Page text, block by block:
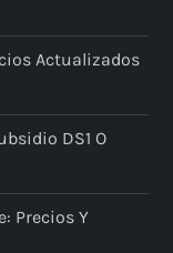
Actualizados
DS1 O
Precios Y